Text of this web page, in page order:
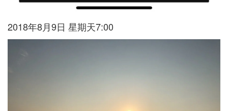
2018年8月9日 星期天7:00